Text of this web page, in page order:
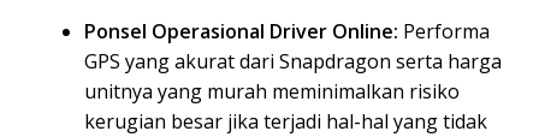
Ponsel Operasional Driver Online: Performa
GPS yang akurat dari Snapdragon serta harga
unitnya yang murah meminimalkan risiko
kerugian besar jika terjadi hal-hal yang tidak